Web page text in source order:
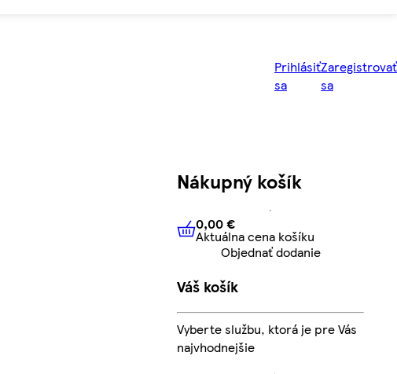
Prihlásiť
sa
Zaregistrovať
sa
Nákupný košík
0,00 € Aktuálna cena košíku
0,00 €
Aktuálna cena košíku
Objednať dodanie
Váš košík
Vyberte službu, ktorá je pre Vás
najvhodnejšie